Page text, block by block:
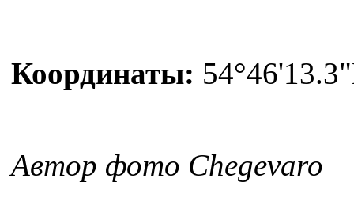
Координаты:
Автор фото Chegevaro